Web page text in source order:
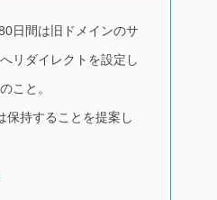
日間は旧ドメインのサ
リダイレクトを設定し
こと。
保持することを提案し